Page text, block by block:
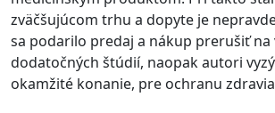
zväčšujúcom trhu a dopyte je
sa podarilo predaj a nákup prerušiť na
dodatočných štúdií, naopak autori
okamžité konanie, pre ochranu